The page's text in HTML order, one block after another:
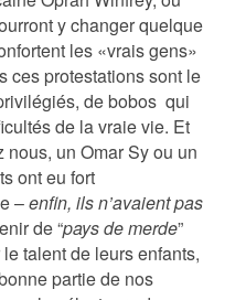
y changer quelque
les «vrais gens»
ces protestations sont le
de bobos qui
de la vraie vie. Et
nous, un Omar Sy ou un
ont eu fort
–enfin, ils n’avaient pas
de “pays de merde”
talent de leurs enfants,
partie de nos